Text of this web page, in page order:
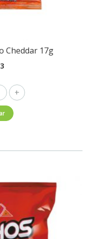
Cheddar 17g